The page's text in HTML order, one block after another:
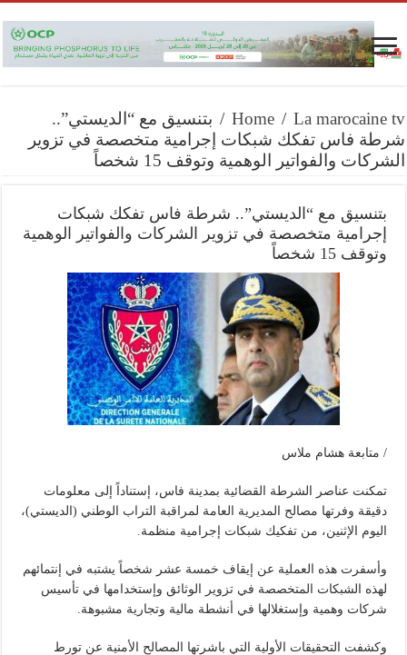
Home / La marocaine tv
/ بتنسيق مع “الديستي”..
شرطة فاس تفكك شبكات إجرامية متخصصة في تزوير
الشركات والفواتير الوهمية وتوقف 15 شخصاً
بتنسيق مع “الديستي”.. شرطة فاس تفكك شبكات
إجرامية متخصصة في تزوير الشركات والفواتير الوهمية
وتوقف 15 شخصاً
/ متابعة هشام ملاس
تمكنت عناصر الشرطة القضائية بمدينة فاس، إستناداً إلى معلومات
دقيقة وفرتها مصالح المديرية العامة لمراقبة التراب الوطني (الديستي)،
اليوم الإثنين، من تفكيك شبكات إجرامية منظمة.
وأسفرت هذه العملية عن إيقاف خمسة عشر شخصاً يشتبه في إنتمائهم
لهذه الشبكات المتخصصة في تزوير الوثائق وإستخدامها في تأسيس
شركات وهمية وإستغلالها في أنشطة مالية وتجارية مشبوهة.
وكشفت التحقيقات الأولية التي باشرتها المصالح الأمنية عن تورط